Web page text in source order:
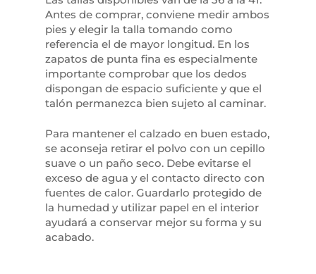
Antes de comprar, conviene medir ambos
pies y elegir la talla tomando como
referencia el de mayor longitud. En los
zapatos de punta fina es especialmente
importante comprobar que los dedos
dispongan de espacio suficiente y que el
talón permanezca bien sujeto al caminar.
Para mantener el calzado en buen estado,
se aconseja retirar el polvo con un cepillo
suave o un paño seco. Debe evitarse el
exceso de agua y el contacto directo con
fuentes de calor. Guardarlo protegido de
la humedad y utilizar papel en el interior
ayudará a conservar mejor su forma y su
acabado.